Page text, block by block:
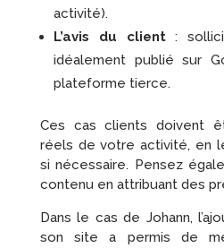
activité).
L’avis du client:
idéalement publié sur
plateforme tierce.
Ces cas clients doivent
réels de votre activité, en
si nécessaire. Pensez
contenu en attribuant des
Dans le cas de Johann,
son site a permis de